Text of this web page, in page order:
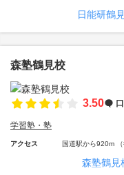
日能研鶴
森塾鶴見校
3.50
学習塾・塾
アクセス 国道駅から920m （
森塾鶴見